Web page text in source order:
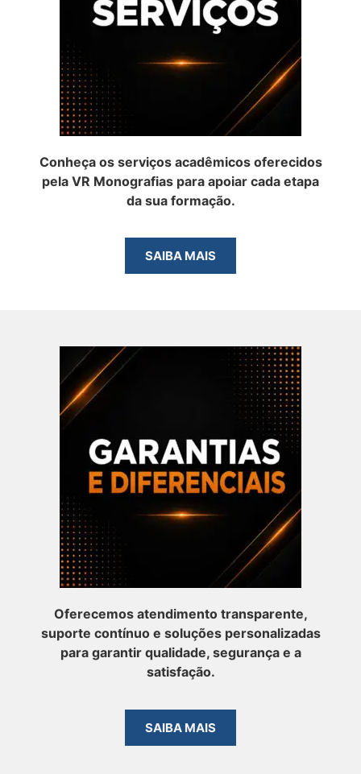
Conheça os serviços acadêmicos oferecidos
pela VR Monografias para apoiar cada etapa
da sua formação.
SAIBA MAIS
Oferecemos atendimento transparente,
suporte contínuo e soluções personalizadas
para garantir qualidade, segurança e a
satisfação.
SAIBA MAIS